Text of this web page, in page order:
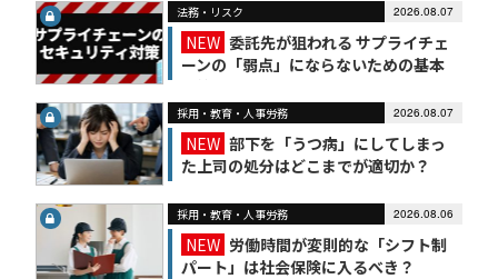
法務・リスク 2026.08.07
NEW 委託先が狙われる サプライチェ
ーンの「弱点」にならないための基本
採用・教育・人事労務 2026.08.07
NEW 部下を「うつ病」にしてしまっ
た上司の処分はどこまでが適切か？
採用・教育・人事労務 2026.08.06
NEW 労働時間が変則的な「シフト制
パート」は社会保険に入るべき？